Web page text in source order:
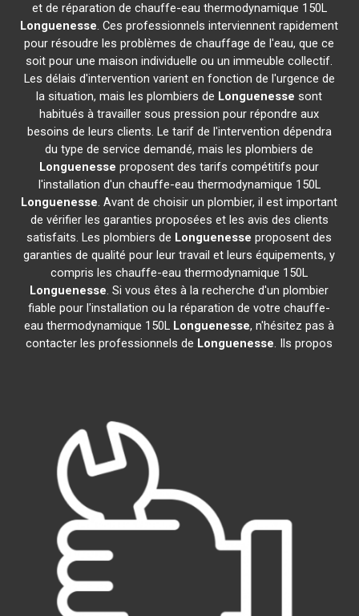
et de réparation de chauffe-eau thermodynamique 150L
Longuenesse. Ces professionnels interviennent rapidement
pour résoudre les problèmes de chauffage de l'eau, que ce
soit pour une maison individuelle ou un immeuble collectif.
Les délais d'intervention varient en fonction de l'urgence de
la situation, mais les plombiers de Longuenesse sont
habitués à travailler sous pression pour répondre aux
besoins de leurs clients. Le tarif de l'intervention dépendra
du type de service demandé, mais les plombiers de
Longuenesse proposent des tarifs compétitifs pour
l'installation d'un chauffe-eau thermodynamique 150L
Longuenesse. Avant de choisir un plombier, il est important
de vérifier les garanties proposées et les avis des clients
satisfaits. Les plombiers de Longuenesse proposent des
garanties de qualité pour leur travail et leurs équipements, y
compris les chauffe-eau thermodynamique 150L
Longuenesse. Si vous êtes à la recherche d'un plombier
fiable pour l'installation ou la réparation de votre chauffe-
eau thermodynamique 150L Longuenesse, n'hésitez pas à
contacter les professionnels de Longuenesse. Ils propos